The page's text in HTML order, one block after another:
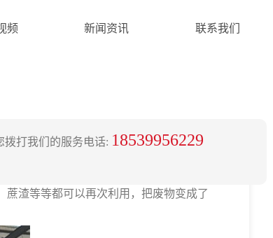
频 新闻资讯 联系我们
拨打我们的服务电话: 18539956229
渣等等都可以再次利用，把废物变成了